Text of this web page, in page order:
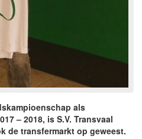
als
– 2018, is S.V. Transvaal
de transfermarkt op geweest.